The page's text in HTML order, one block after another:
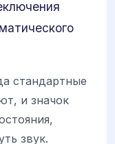
стандартные
и значок
звук.